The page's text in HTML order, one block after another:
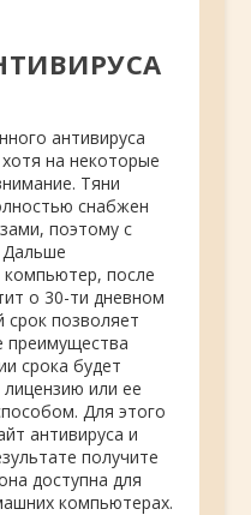
антивируса
на некоторые
Тяни
снабжен
поэтому с
Дальше
компьютер, после
о 30-ти дневном
позволяет
преимущества
срока будет
или ее
Для этого
антивируса и
получите
доступна для
компьютерах.